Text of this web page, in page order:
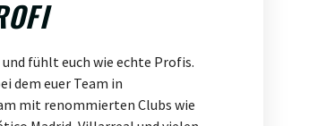
fühlt euch wie echte Profis.
dem euer Team in
mit renommierten Clubs wie